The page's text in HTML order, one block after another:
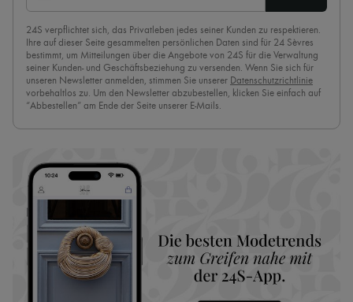
24S verpflichtet sich, das Privatleben jedes seiner Kunden zu respektieren.
Ihre auf dieser Seite gesammelten persönlichen Daten sind für 24 Sèvres
bestimmt, um Mitteilungen über die Angebote von 24S für die Verwaltung
seiner Kunden- und Geschäftsbeziehung zu versenden. Wenn Sie sich für
unseren Newsletter anmelden, stimmen Sie unserer Datenschutzrichtlinie
vorbehaltlos zu. Um den Newsletter abzubestellen, klicken Sie einfach auf
“Abbestellen” am Ende der Seite unserer E-Mails.